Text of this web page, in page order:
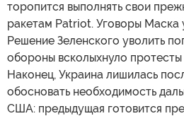
торопится выполнять свои
ракетам Patriot. Уговоры Маска
Решение Зеленского уволить
обороны всколыхнуло протесты
Наконец, Украина лишилась
обосновать необходимость
США: предыдущая готовится